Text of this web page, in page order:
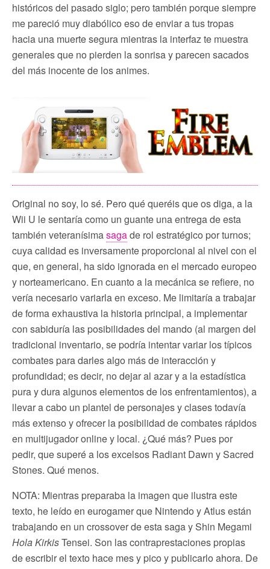
históricos del pasado siglo; pero también porque siempre
me pareció muy diabólico eso de enviar a tus tropas
hacia una muerte segura mientras la interfaz te muestra
generales que no pierden la sonrisa y parecen sacados
del más inocente de los animes.
Original no soy, lo sé. Pero qué queréis que os diga, a la
Wii U le sentaría como un guante una entrega de esta
también veteranísimasagade rol estratégico por turnos;
cuya calidad es inversamente proporcional al nivel con el
que, en general, ha sido ignorada en el mercado europeo
y norteamericano. En cuanto a la mecánica se refiere, no
vería necesario variarla en exceso. Me limitaría a trabajar
de forma exhaustiva la historia principal, a implementar
con sabiduría las posibilidades del mando (al margen del
tradicional inventario, se podría intentar variar los típicos
combates para darles algo más de interacción y
profundidad; es decir, no dejar al azar y a la estadística
pura y dura algunos elementos de los enfrentamientos), a
llevar a cabo un plantel de personajes y clases todavía
más extenso y ofrecer la posibilidad de combates rápidos
en multijugador online y local. ¿Qué más? Pues por
pedir, que superé a los excelsos Radiant Dawn y Sacred
Stones. Qué menos.
NOTA: Mientras preparaba la imagen que ilustra este
texto, he leído en eurogamer que Nintendo y Atlus están
trabajando en un crossover de esta saga y Shin Megami
Hola KirkisTensei. Son las contraprestaciones propias
de escribir el texto hace mes y pico y publicarlo ahora. De